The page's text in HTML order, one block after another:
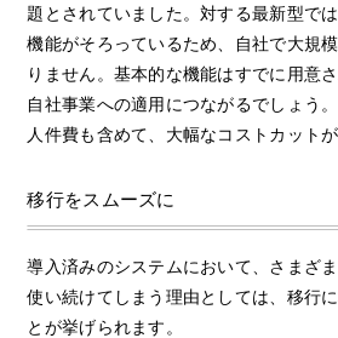
題とされていました。対する最新型で
機能がそろっているため、自社で大規
りません。基本的な機能はすでに用意
自社事業への適用につながるでしょう
人件費も含めて、大幅なコストカット
移行をスムーズに
導入済みのシステムにおいて、さまざ
使い続けてしまう理由としては、移行
とが挙げられます。